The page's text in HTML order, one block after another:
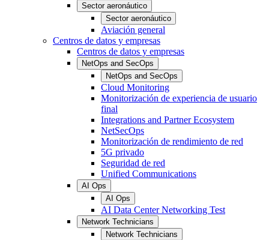
Sector aeronáutico
Sector aeronáutico
Aviación general
Centros de datos y empresas
Centros de datos y empresas
NetOps and SecOps
NetOps and SecOps
Cloud Monitoring
Monitorización de experiencia de usuario
final
Integrations and Partner Ecosystem
NetSecOps
Monitorización de rendimiento de red
5G privado
Seguridad de red
Unified Communications
AI Ops
AI Ops
AI Data Center Networking Test
Network Technicians
Network Technicians